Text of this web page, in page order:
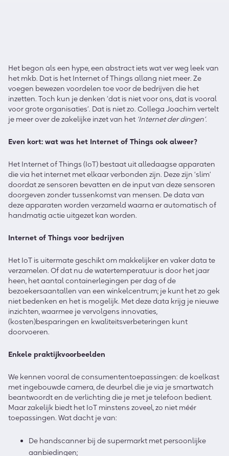
Het begon als een hype, een abstract iets wat ver weg leek van
het mkb. Dat is het Internet of Things allang niet meer. Ze
voegen bewezen voordelen toe voor de bedrijven die het
inzetten. Toch kun je denken ‘dat is niet voor ons, dat is vooral
voor grote organisaties’. Dat is niet zo. Collega Joachim vertelt
je meer over de zakelijke inzet van het ‘Internet der dingen’.
Even kort: wat was het Internet of Things ook alweer?
Het Internet of Things (IoT) bestaat uit alledaagse apparaten
die via het internet met elkaar verbonden zijn. Deze zijn ‘slim’
doordat ze sensoren bevatten en de input van deze sensoren
doorgeven zonder tussenkomst van mensen. De data van
deze apparaten worden verzameld waarna er automatisch of
handmatig actie uitgezet kan worden.
Internet of Things voor bedrijven
Het IoT is uitermate geschikt om makkelijker en vaker data te
verzamelen. Of dat nu de watertemperatuur is door het jaar
heen, het aantal containerlegingen per dag of de
bezoekersaantallen van een winkelcentrum; je kunt het zo gek
niet bedenken en het is mogelijk. Met deze data krijg je nieuwe
inzichten, waarmee je vervolgens innovaties,
(kosten)besparingen en kwaliteitsverbeteringen kunt
doorvoeren.
Enkele praktijkvoorbeelden
We kennen vooral de consumententoepassingen: de koelkast
met ingebouwde camera, de deurbel die je via je smartwatch
beantwoordt en de verlichting die je met je telefoon bedient.
Maar zakelijk biedt het IoT minstens zoveel, zo niet méér
toepassingen. Wat dacht je van:
De handscanner bij de supermarkt met persoonlijke
aanbiedingen;